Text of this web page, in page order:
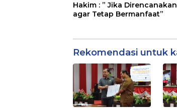
Hakim : ” Jika
agar Tetap Bermanfaat”
Rekomendasi untuk